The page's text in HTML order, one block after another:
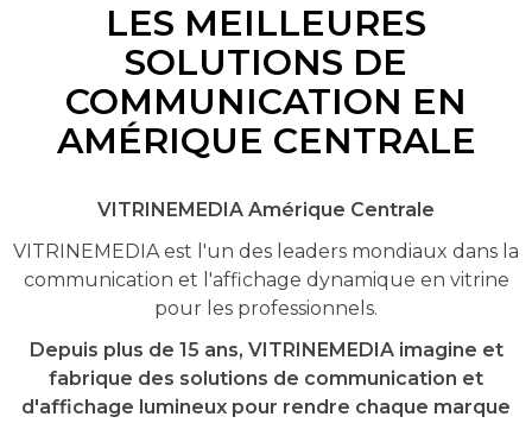
LES MEILLEURES
SOLUTIONS DE
COMMUNICATION EN
AMÉRIQUE CENTRALE
VITRINEMEDIA Amérique Centrale
VITRINEMEDIA est l'un des leaders mondiaux dans la
communication et l'affichage dynamique en vitrine
pour les professionnels.
Depuis plus de 15 ans, VITRINEMEDIA imagine et
fabrique des solutions de communication et
d'affichage lumineux pour rendre chaque marque